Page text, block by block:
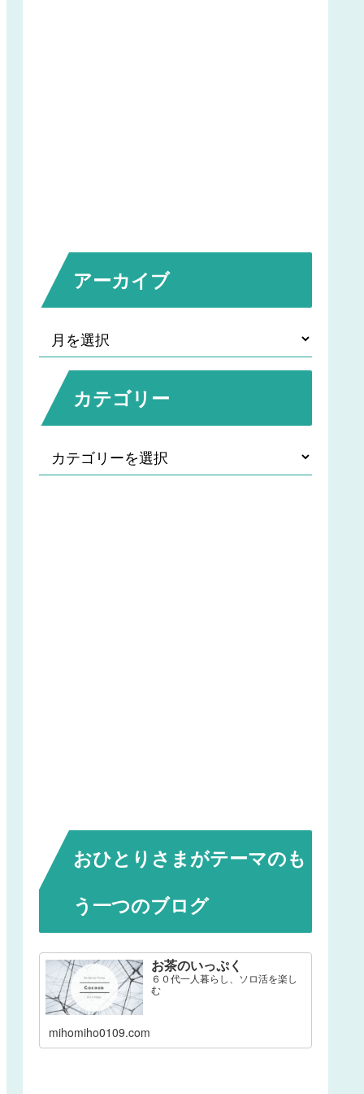
アーカイブ
カテゴリー
おひとりさまがテーマのも
う一つのブログ
お茶のいっぷく
６０代一人暮らし、ソロ活を楽し
む
mihomiho0109.com